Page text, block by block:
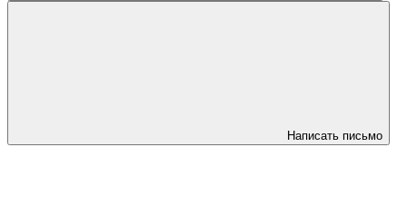
Написать письмо